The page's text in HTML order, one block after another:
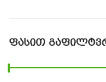
ᲤᲐᲡᲘᲗ